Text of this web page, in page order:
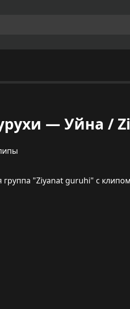
— Уйна /
группа "Ziyanat guruhi" с